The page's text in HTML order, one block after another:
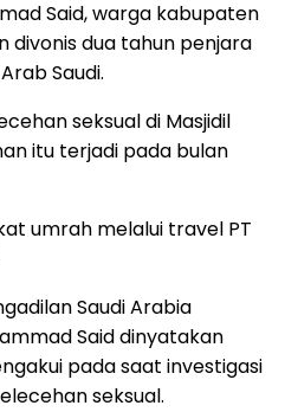
Said, warga kabupaten
divonis dua tahun penjara
Saudi.
seksual di Masjidil
itu terjadi pada bulan
umrah melalui travel PT
Saudi Arabia
Said dinyatakan
pada saat investigasi
seksual.